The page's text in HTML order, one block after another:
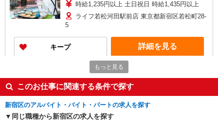
時給1,235円以上 土日祝日 時給1,435円以上
ライフ若松河田駅前店 東京都新宿区若松町28-
5
キープ 詳細を見る
ライフ若松河田駅前店（店舗コード897）
品出し（商品陳列）
時給1,235円以上
ライフ若松河田駅前店 東京都新宿区若松町28-
もっと見る
このお仕事に関連する条件で探す
新宿区のアルバイト・バイト・パートの求人を探す
同じ職種から新宿区の求人を探す